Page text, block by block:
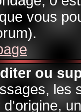
vous
ou
les